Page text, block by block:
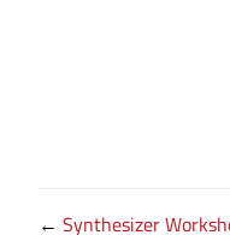
← Synthesizer